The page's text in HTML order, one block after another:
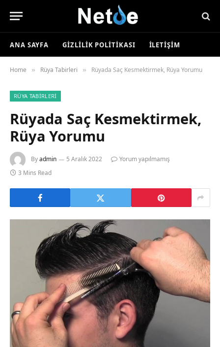
ANA SAYFA GIZLILIK POLITIKASI İLETIŞIM
Home » Rüya Tabirleri » Rüyada Saç Kesmektirmek, Rüya Yorumu
RÜYA TABIRLERI
Rüyada Saç Kesmektirmek,
Rüya Yorumu
Byadmin 5 Aralık 2022
Yorum yapılmamış
3 Mins Read